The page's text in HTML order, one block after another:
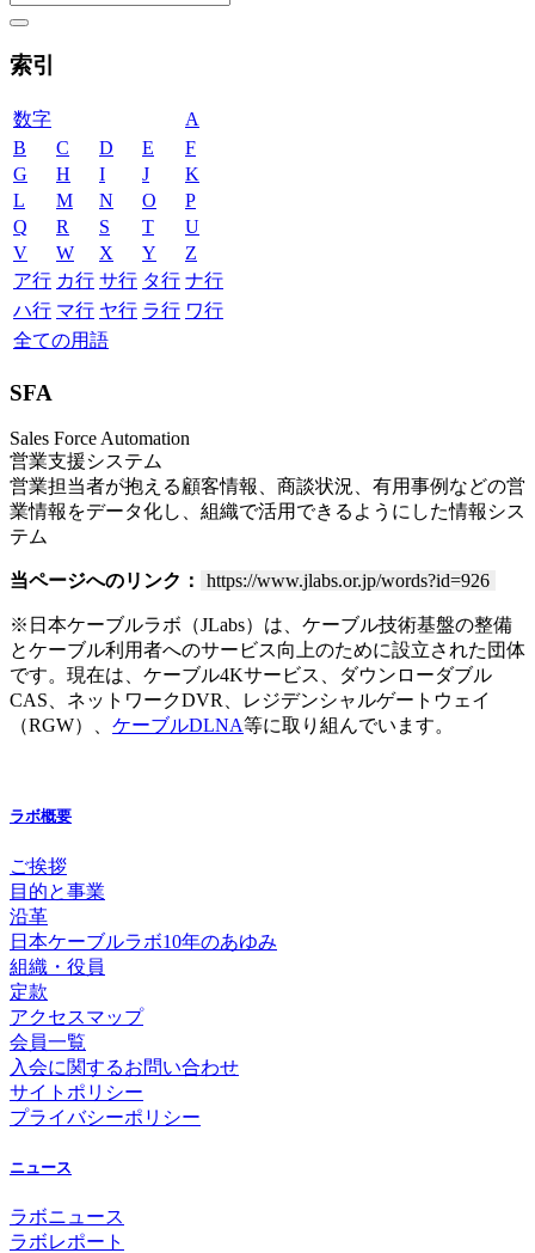
索引
数字
A
B
C D E
F
G
H I J
K
L
M N O
P
Q
R S T
U
V
W X Y
Z
ア行 カ行 サ行 タ行 ナ行
ハ行 マ行 ヤ行 ラ行 ワ行
全ての用語
SFA
Sales Force Automation
営業支援システム
営業担当者が抱える顧客情報、商談状況、有用事例などの営
業情報をデータ化し、組織で活用できるようにした情報シス
テム
当ページへのリンク： https://www.jlabs.or.jp/words?id=926
※日本ケーブルラボ（JLabs）は、ケーブル技術基盤の整備
とケーブル利用者へのサービス向上のために設立された団体
です。現在は、ケーブル4Kサービス、ダウンローダブル
CAS、ネットワークDVR、レジデンシャルゲートウェイ
（RGW）、 ケーブルDLNA等に取り組んでいます。
ラボ概要
ご挨拶
目的と事業
沿革
日本ケーブルラボ10年のあゆみ
組織・役員
定款
アクセスマップ
会員一覧
入会に関するお問い合わせ
サイトポリシー
プライバシーポリシー
ニュース
ラボニュース
ラボレポート